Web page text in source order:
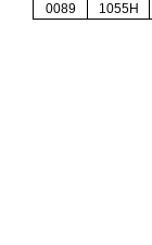
0089
1055H